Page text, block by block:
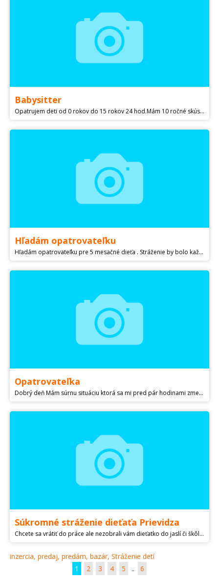
Babysitter
Opatrujem deti od 0 rokov do 15 rokov 24 hod.Mám 10 ročné skúsenosti.Mam skúsenosti aj s postihnutými deťičkami,bližšie info po telefóne.Žilina a okolie,Bytča a okolie.
Hľadám opatrovateľku
Hľadám opatrovateľku pre 5 mesačné dieťa . Stráženie by bolo každú stredu od 9-12hod, výnimočne aj v iný deň podľa potreby . Poprosím kontaktovat len so skúsenosťami, študentky nevolat,stráženie súrodencov neberiem ako prax. Ideálne žena nad 30 rokov. Na odmene sa dohodneme osobne
Opatrovateľka
Dobrý deň Mám súrnu situáciu ktorá sa mi pred pár hodinami zmenila v opatrovateľke ktorá mi nepríde včase v akom mi mala a bol som nútení ihneď napísať ohľadom opatrenia detí... Som otec 3 maloletých detí a mám dočasne zverené deti do mojej starostlivosťi.... Potrebujem v pondelok ráno o 7:00hod zaviesť mi 6r. chlapca do škôlky a počas dňa byť s 2,5r.dcérkou a 5mes. synčekom. Prosím o pomoc pri ich opatere do 15:00hod. dokiaľ prídem z práce. Finančne to máte plné zabezpečené + ubytovanie... Poprosím o spätnú odpoveď aby som sa vedel zariadiť... Obec Nevidzany okres Prievidza. Som ochotný prísť aj prevás pokiaľ by sa vám inak nedalo... Ďakujem vám veľmi pekne...sms volať prezvonte ja zavolám. Dohodneme sa Ďakujem za záujem... Opatrovanie Opatrovateľka Pestúnka
Súkromné stráženie dieťaťa Prievidza
Chcete sa vrátiť do práce ale nezobrali vám dieťatko do jaslí či škôlky? Potrebujete si zájsť k doktorovi,kaderníčke alebo si niečo vybaviť a nemá vám kto dieťatko postrážiť ?Ponúkam vám možnosť dlhodobého ale i jednorázového stráženia. Ak Vás táto možnosť oslovila vyplňte mi kontaktý dotazník.
inzercia, predaj, predám, bazár, Stráženie detí
1
2 3 4 5 .. 6